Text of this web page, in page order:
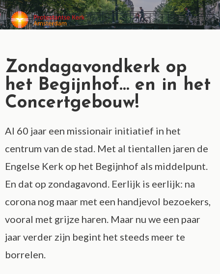
MENU
Zondagavondkerk op
het Begijnhof… en in het
Concertgebouw!
Al 60 jaar een missionair initiatief in het
centrum van de stad. Met al tientallen jaren de
Engelse Kerk op het Begijnhof als middelpunt.
En dat op zondagavond. Eerlijk is eerlijk: na
corona nog maar met een handjevol bezoekers,
vooral met grijze haren. Maar nu we een paar
jaar verder zijn begint het steeds meer te
borrelen.